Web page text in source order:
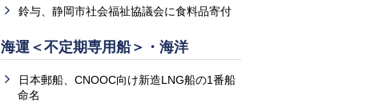
鈴与、静岡市社会福祉協議会に食料品寄付
海運＜不定期専用船＞・海洋
日本郵船、CNOOC向け新造LNG船の1番船
命名